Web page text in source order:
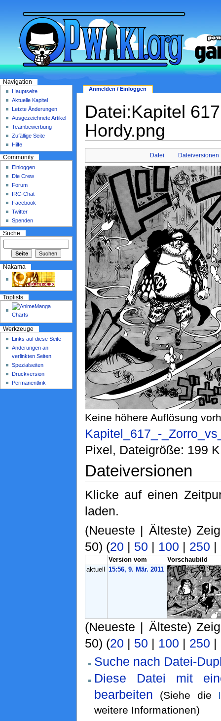
Datei:Kapitel
Hordy.png
Datei Dateiversionen
Keine höhere Auflösung
Kapitel_617_-
Pixel, Dateigröße: 199
Dateiversionen
Klicke auf einen
laden.
(Neueste | Älteste)
50) (20 | 50 | 100 | 250 |
Version vom
Vorschaubild
aktuell
15:56, 9. Mär. 2011
(Neueste | Älteste)
50) (20 | 50 | 100 | 250 |
Suche nach Datei-
Diese Datei mit
bearbeiten
(Siehe die
weitere Informationen)
Anmelden / Einloggen
Navigation
Hauptseite
Aktuelle Kapitel
Letzte Änderungen
Ausgezeichnete Artikel
Teambewerbung
Zufällige Seite
Hilfe
Community
Einloggen
Die Crew
Forum
IRC-Chat
Facebook
Twitter
Spenden
Suche
Nakama
Toplists
Werkzeuge
Links auf diese Seite
Änderungen an
verlinkten Seiten
Spezialseiten
Druckversion
Permanentlink